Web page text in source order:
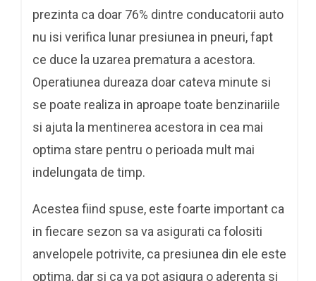
prezinta ca doar 76% dintre conducatorii auto
nu isi verifica lunar presiunea in pneuri, fapt
ce duce la uzarea prematura a acestora.
Operatiunea dureaza doar cateva minute si
se poate realiza in aproape toate benzinariile
si ajuta la mentinerea acestora in cea mai
optima stare pentru o perioada mult mai
indelungata de timp.
Acestea fiind spuse, este foarte important ca
in fiecare sezon sa va asigurati ca folositi
anvelopele potrivite, ca presiunea din ele este
optima, dar si ca va pot asigura o aderenta si